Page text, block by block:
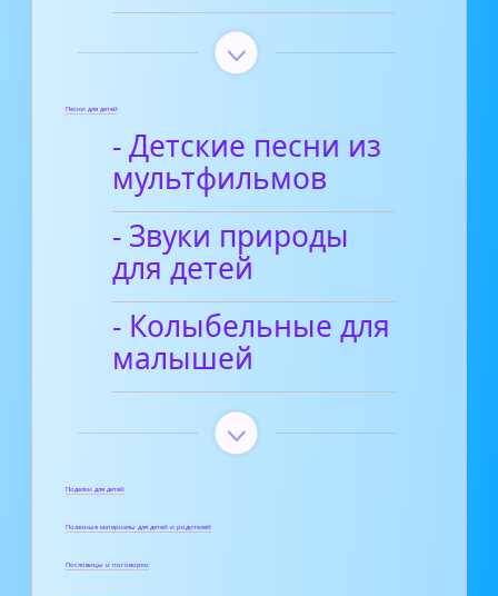
Песни для детей
- Детские песни из
мультфильмов
- Звуки природы
для детей
- Колыбельные для
малышей
Поделки для детей
Полезные материалы для детей и родителей
Пословицы и поговорки